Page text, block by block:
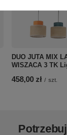
DUO JUTA MIX
WISZACA 3 TK
458,00 zł / szt.